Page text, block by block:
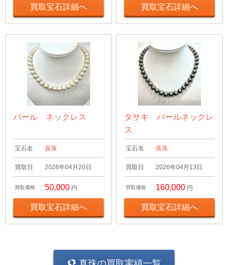
買取宝石詳細へ 買取宝石詳細へ
パール ネックレス
宝石名 真珠
買取日 2026年04月20日
買取価格 50,000 円
買取宝石詳細へ
タサキ パールネックレ
ス
宝石名 真珠
買取日 2026年04月13日
買取価格 160,000 円
買取宝石詳細へ